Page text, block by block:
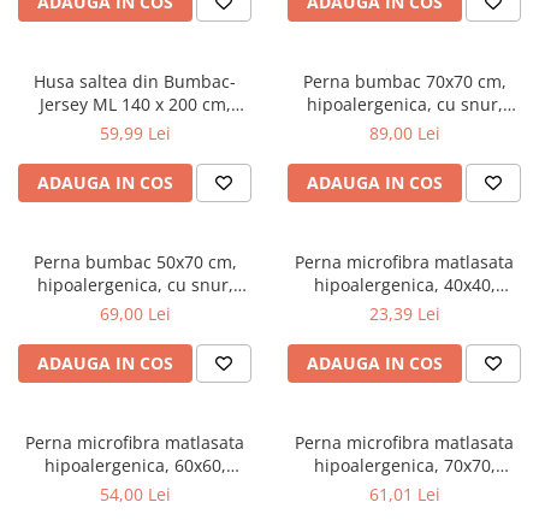
Top saltele MemoHR 6.5 cm
Saltele ieftine
Saltele cu plasa de arcuri
Saltele cu spuma
Scaune manager
Mese bucatarie
Scaune pentru bucatarie
Seturi mese si scaune bucatarie
Mobila hol
Suporturi si rafturi pantofi
Portmantouri
Pantofare
Seturi mobilier hol
Suport pentru umerase
Etajere
alb
Husa saltea din Bumbac-
Jersey ML 140 x 200 cm,
lavabila la 40°C, prindere cu
59,99 Lei
ADAUGA IN COS
Perna bumbac 70x70 cm,
hipoalergenica, cu snur,
umplutura bilute siliconizate,
89,00 Lei
ADAUGA IN COS
Perna bumbac 50x70 cm,
hipoalergenica, cu snur,
umplutura bilute siliconizate,
69,00 Lei
ADAUGA IN COS
Perna microfibra matlasata
hipoalergenica, 40x40,
umplutura bilute siliconizate,
23,39 Lei
ADAUGA IN COS
Perna microfibra matlasata
hipoalergenica, 60x60,
umplutura bilute siliconizate,
54,00 Lei
Perna microfibra matlasata
hipoalergenica, 70x70,
umplutura bilute siliconizate,
61,01 Lei